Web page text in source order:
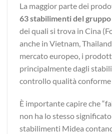
La maggior parte dei
63 stabilimenti del
dei quali si trova in Cina
anche in Vietnam,
mercato europeo, i
principalmente dagli
controllo qualità conforme
È importante capire che
non ha lo stesso
stabilimenti Midea